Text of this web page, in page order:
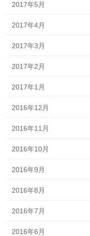
2017年5月
2017年4月
2017年3月
2017年2月
2017年1月
2016年12月
2016年11月
2016年10月
2016年9月
2016年8月
2016年7月
2016年6月